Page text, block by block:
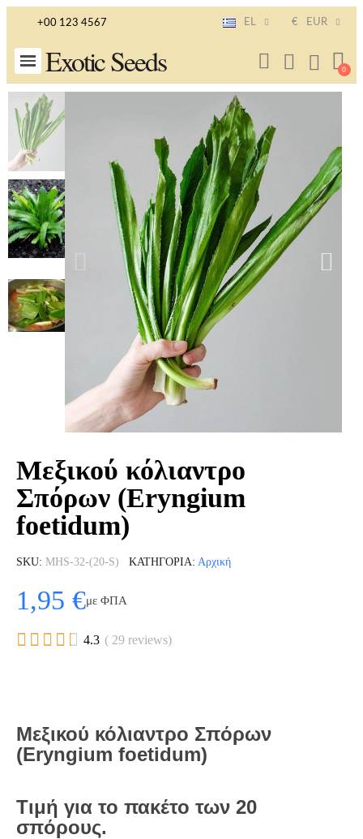
+00 123 4567 EL € EUR
Exotic Seeds
Μεξικού κόλιαντρο
Σπόρων (Eryngium
foetidum)
SKU MHS-32-(20-S) ΚΑΤΗΓΟΡΊΑ Αρχική
1,95 €με ΦΠΑ
     4.3 ( 29 reviews)
Μεξικού κόλιαντρο Σπόρων
(Eryngium foetidum)
Τιμή για το πακέτο των 20
σπόρους.